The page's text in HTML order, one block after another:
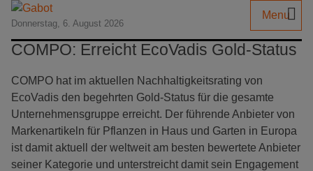
Donnerstag, 6. August 2026
Menu
COMPO: Erreicht EcoVadis Gold-Status
COMPO hat im aktuellen Nachhaltigkeitsrating von
EcoVadis den begehrten Gold-Status für die gesamte
Unternehmensgruppe erreicht. Der führende Anbieter von
Markenartikeln für Pflanzen in Haus und Garten in Europa
ist damit aktuell der weltweit am besten bewertete Anbieter
seiner Kategorie und unterstreicht damit sein Engagement